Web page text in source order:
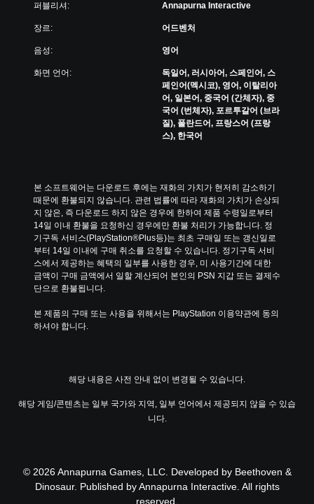
퍼블리셔: Annapurna Interactive
장르: 어드벤처
음성: 영어
화면 언어:
독일어, 러시아어, 스페인어, 스
페인어(멕시코), 영어, 이탈리아
어, 일본어, 중국어 (간체자), 중
국어 (번체자), 포르투갈어 (브라
질), 폴란드어, 프랑스어 (프랑
스), 한국어
본 소프트웨어는 다운로드 후에는 재화의 가치가 현저히 감소하기
때문에 환불되지 않습니다. 관련 법률에 따라 재화의 가치가 손상되
지 않은, 즉 다운로드 하지 않은 경우에 한하여 제품 수령일로부터
14일 이내 환불을 요청하신 경우에만 환불 처리가 가능합니다. 정
기구독 서비스(PlayStation®Plus등)는 최초 구매일 또는 갱신일로
부터 14일 이내에 구매 취소를 요청할 수 있습니다. 정기구독 서비
스에서 제공하는 혜택의 일부를 사용한 경우, 미 사용기간에 대한
금액이 구매 금액에서 일할 계산되어 본인의 PSN 지갑 또는 결제수
단으로 환불됩니다.
본 제품의 구매 또는 사용을 위해서는 PlayStation 이용약관에 동의
하셔야 합니다.
해당 내용은 사전 안내 없이 변경될 수 있습니다.
해당 게임/콘텐츠는 일부 국가와 지역, 일부 언어에서 제공되지 않을 수 있습
니다.
© 2026 Annapurna Games, LLC. Developed by Beethoven &
Dinosaur. Published by Annapurna Interactive. All rights
reserved.